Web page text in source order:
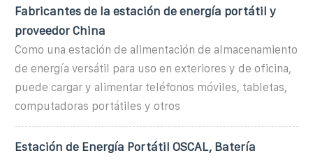
Fabricantes de la estación de energía portátil y
proveedor China
Como una estación de alimentación de almacenamiento
de energía versátil para uso en exteriores y de oficina,
puede cargar y alimentar teléfonos móviles, tabletas,
computadoras portátiles y otros
Estación de Energía Portátil OSCAL, Batería